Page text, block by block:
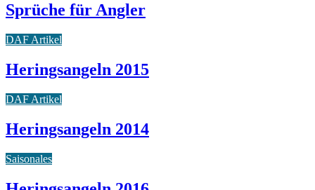
Sprüche für Angler
DAF Artikel
Heringsangeln 2015
DAF Artikel
Heringsangeln 2014
Saisonales